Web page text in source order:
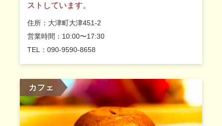
ストしています。
住所：大津町大津451-2
営業時間：10:00〜17:30
TEL：090-9590-8658
カフェ